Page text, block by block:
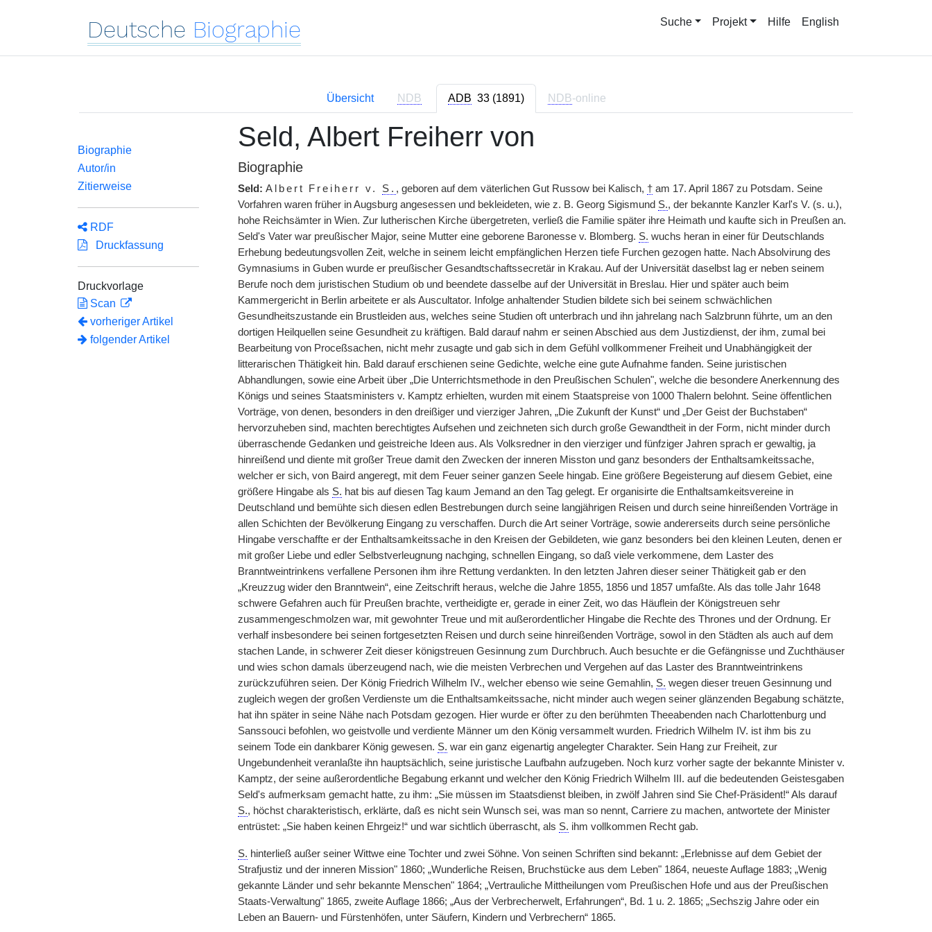
Deutsche Biographie Suche Projekt Hilfe English
Übersicht NDB ADB 33 (1891) NDB-online
Biographie
Autor/in
Zitierweise
RDF
Druckfassung
Druckvorlage
Scan
vorheriger Artikel
folgender Artikel
Seld, Albert Freiherr von
Biographie
Seld: Albert Freiherr v. S. , geboren auf dem väterlichen Gut Russow bei Kalisch, † am 17. April 1867 zu Potsdam. Seine
Vorfahren waren früher| in Augsburg angesessen und bekleideten, wie z. B. Georg Sigismund S., der bekannte Kanzler Karl's V. (s. u.),
hohe Reichsämter in Wien. Zur lutherischen Kirche übergetreten, verließ die Familie später ihre Heimath und kaufte sich in Preußen an.
Seld's Vater war preußischer Major, seine Mutter eine geborene Baronesse v. Blomberg. S. wuchs heran in einer für Deutschlands
Erhebung bedeutungsvollen Zeit, welche in seinem leicht empfänglichen Herzen tiefe Furchen gezogen hatte. Nach Absolvirung des
Gymnasiums in Guben wurde er preußischer Gesandtschaftssecretär in Krakau. Auf der Universität daselbst lag er neben seinem
Berufe noch dem juristischen Studium ob und beendete dasselbe auf der Universität in Breslau. Hier und später auch beim
Kammergericht in Berlin arbeitete er als Auscultator. Infolge anhaltender Studien bildete sich bei seinem schwächlichen
Gesundheitszustande ein Brustleiden aus, welches seine Studien oft unterbrach und ihn jahrelang nach Salzbrunn führte, um an den
dortigen Heilquellen seine Gesundheit zu kräftigen. Bald darauf nahm er seinen Abschied aus dem Justizdienst, der ihm, zumal bei
Bearbeitung von Proceßsachen, nicht mehr zusagte und gab sich in dem Gefühl vollkommener Freiheit und Unabhängigkeit der
litterarischen Thätigkeit hin. Bald darauf erschienen seine Gedichte, welche eine gute Aufnahme fanden. Seine juristischen
Abhandlungen, sowie eine Arbeit über „Die Unterrichtsmethode in den Preußischen Schulen", welche die besondere Anerkennung des
Königs und seines Staatsministers v. Kamptz erhielten, wurden mit einem Staatspreise von 1000 Thalern belohnt. Seine öffentlichen
Vorträge, von denen, besonders in den dreißiger und vierziger Jahren, „Die Zukunft der Kunst“ und „Der Geist der Buchstaben“
hervorzuheben sind, machten berechtigtes Aufsehen und zeichneten sich durch große Gewandtheit in der Form, nicht minder durch
überraschende Gedanken und geistreiche Ideen aus. Als Volksredner in den vierziger und fünfziger Jahren sprach er gewaltig, ja
hinreißend und diente mit großer Treue damit den Zwecken der inneren Misston und ganz besonders der Enthaltsamkeitssache,
welcher er sich, von Baird angeregt, mit dem Feuer seiner ganzen Seele hingab. Eine größere Begeisterung auf diesem Gebiet, eine
größere Hingabe als S. hat bis auf diesen Tag kaum Jemand an den Tag gelegt. Er organisirte die Enthaltsamkeitsvereine in
Deutschland und bemühte sich diesen edlen Bestrebungen durch seine langjährigen Reisen und durch seine hinreißenden Vorträge in
allen Schichten der Bevölkerung Eingang zu verschaffen. Durch die Art seiner Vorträge, sowie andererseits durch seine persönliche
Hingabe verschaffte er der Enthaltsamkeitssache in den Kreisen der Gebildeten, wie ganz besonders bei den kleinen Leuten, denen er
mit großer Liebe und edler Selbstverleugnung nachging, schnellen Eingang, so daß viele verkommene, dem Laster des
Branntweintrinkens verfallene Personen ihm ihre Rettung verdankten. In den letzten Jahren dieser seiner Thätigkeit gab er den
„Kreuzzug wider den Branntwein“, eine Zeitschrift heraus, welche die Jahre 1855, 1856 und 1857 umfaßte. Als das tolle Jahr 1648
schwere Gefahren auch für Preußen brachte, vertheidigte er, gerade in einer Zeit, wo das Häuflein der Königstreuen sehr
zusammengeschmolzen war, mit gewohnter Treue und mit außerordentlicher Hingabe die Rechte des Thrones und der Ordnung. Er
verhalf insbesondere bei seinen fortgesetzten Reisen und durch seine hinreißenden Vorträge, sowol in den Städten als auch auf dem
stachen Lande, in schwerer Zeit dieser königstreuen Gesinnung zum Durchbruch. Auch besuchte er die Gefängnisse und Zuchthäuser
und wies schon damals überzeugend nach, wie die meisten Verbrechen und Vergehen auf das Laster des Branntweintrinkens
zurückzuführen seien. Der König Friedrich Wilhelm IV., welcher ebenso wie seine Gemahlin, S. wegen dieser treuen Gesinnung und
zugleich wegen der großen Verdienste um die Enthaltsamkeitssache, nicht minder auch wegen seiner| glänzenden Begabung schätzte,
hat ihn später in seine Nähe nach Potsdam gezogen. Hier wurde er öfter zu den berühmten Theeabenden nach Charlottenburg und
Sanssouci befohlen, wo geistvolle und verdiente Männer um den König versammelt wurden. Friedrich Wilhelm IV. ist ihm bis zu
seinem Tode ein dankbarer König gewesen. S. war ein ganz eigenartig angelegter Charakter. Sein Hang zur Freiheit, zur
Ungebundenheit veranlaßte ihn hauptsächlich, seine juristische Laufbahn aufzugeben. Noch kurz vorher sagte der bekannte Minister v.
Kamptz, der seine außerordentliche Begabung erkannt und welcher den König Friedrich Wilhelm III. auf die bedeutenden Geistesgaben
Seld's aufmerksam gemacht hatte, zu ihm: „Sie müssen im Staatsdienst bleiben, in zwölf Jahren sind Sie Chef-Präsident!“ Als darauf
S., höchst charakteristisch, erklärte, daß es nicht sein Wunsch sei, was man so nennt, Carriere zu machen, antwortete der Minister
entrüstet: „Sie haben keinen Ehrgeiz!“ und war sichtlich überrascht, als S. ihm vollkommen Recht gab.
S. hinterließ außer seiner Wittwe eine Tochter und zwei Söhne. Von seinen Schriften sind bekannt: „Erlebnisse auf dem Gebiet der
Strafjustiz und der inneren Mission" 1860; „Wunderliche Reisen, Bruchstücke aus dem Leben" 1864, neueste Auflage 1883; „Wenig
gekannte Länder und sehr bekannte Menschen" 1864; „Vertrauliche Mittheilungen vom Preußischen Hofe und aus der Preußischen
Staats-Verwaltung" 1865, zweite Auflage 1866; „Aus der Verbrecherwelt, Erfahrungen“, Bd. 1 u. 2. 1865; „Sechszig Jahre oder ein
Leben an Bauern- und Fürstenhöfen, unter Säufern, Kindern und Verbrechern“ 1865.